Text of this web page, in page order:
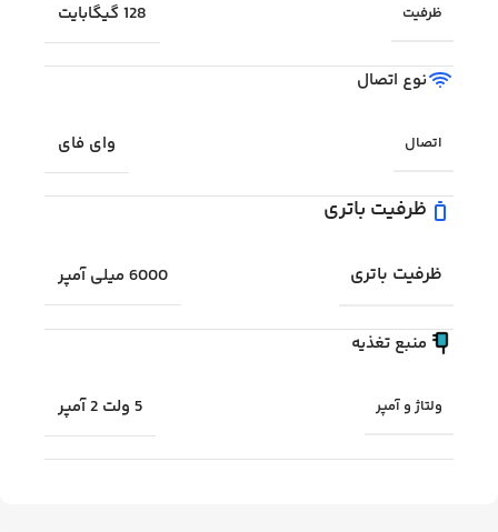
ظرفیت 128 گیگابایت
نوع اتصال
اتصال وای فای
ظرفیت باتری
ظرفیت باتری 6000 میلی آمپر
منبع تغذیه
ولتاژ و آمپر 5 ولت 2 آمپر